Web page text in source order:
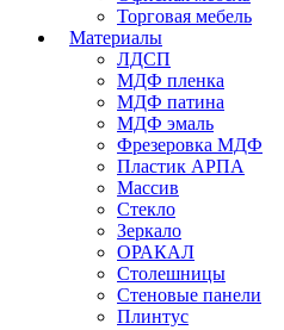
Торговая мебель
Материалы
ЛДСП
МДФ пленка
МДФ патина
МДФ эмаль
Фрезеровка МДФ
Пластик АРПА
Массив
Стекло
Зеркало
ОРАКАЛ
Столешницы
Стеновые панели
Плинтус